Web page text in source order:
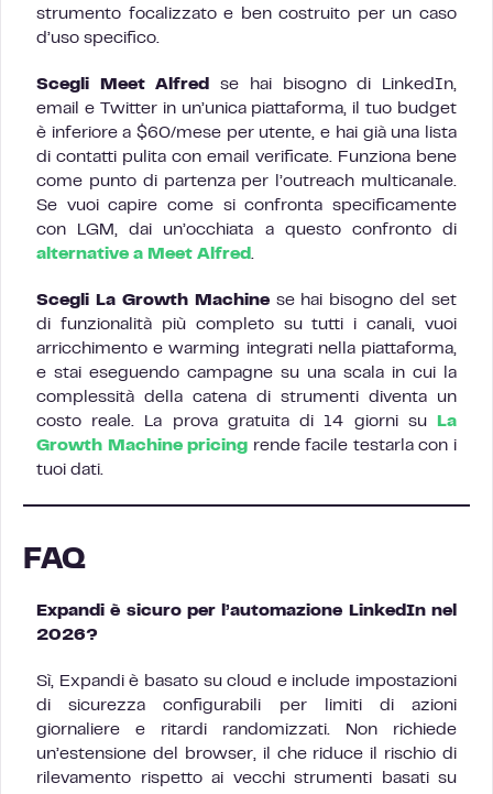
strumento focalizzato e ben costruito per un caso
d’uso specifico.
Scegli Meet Alfred
se hai bisogno di LinkedIn,
email e Twitter in un’unica piattaforma, il tuo budget
è inferiore a $60/mese per utente, e hai già una lista
di contatti pulita con email verificate. Funziona bene
come punto di partenza per l’outreach multicanale.
Se vuoi capire come si confronta specificamente
con LGM, dai un’occhiata a questo confronto di
alternative a Meet Alfred .
Scegli La Growth Machinese hai bisogno del set
di funzionalità più completo su tutti i canali, vuoi
arricchimento e warming integrati nella piattaforma,
e stai eseguendo campagne su una scala in cui la
complessità della catena di strumenti diventa un
costo reale. La prova gratuita di 14 giorni su
La
Growth Machine pricing rende facile testarla con i
tuoi dati.
FAQ
Expandi è sicuro per l’automazione LinkedIn nel
2026?
Sì, Expandi è basato su cloud e include impostazioni
di sicurezza configurabili per limiti di azioni
giornaliere e ritardi randomizzati. Non richiede
un’estensione del browser, il che riduce il rischio di
rilevamento rispetto ai vecchi strumenti basati su